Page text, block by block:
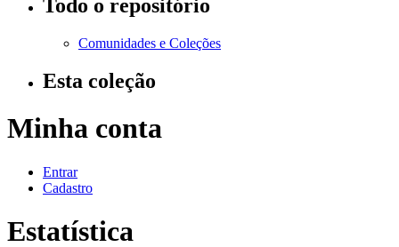
Todo o repositório
Comunidades e Coleções
Esta coleção
Minha conta
Entrar
Cadastro
Estatística